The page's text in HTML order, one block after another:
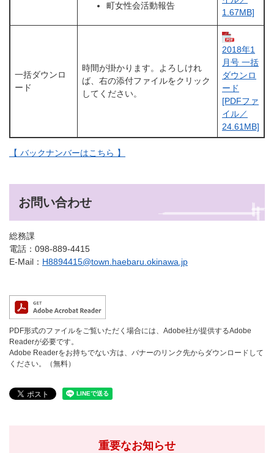
町女性会活動報告
1.67MB]
一括ダウンロ
ード
時間が掛かります。よろしけれ
ば、右の添付ファイルをクリック
してください。
2018年1
月号 一括
ダウンロ
ード
[PDFファ
イル／
24.61MB]
【 バックナンバーはこちら 】
お問い合わせ
総務課
電話：098-889-4415
E-Mail： H8894415@town.haebaru.okinawa.jp
PDF形式のファイルをご覧いただく場合には、Adobe社が提供するAdobe
Readerが必要です。
Adobe Readerをお持ちでない方は、バナーのリンク先からダウンロードして
ください。（無料）
重要なお知らせ